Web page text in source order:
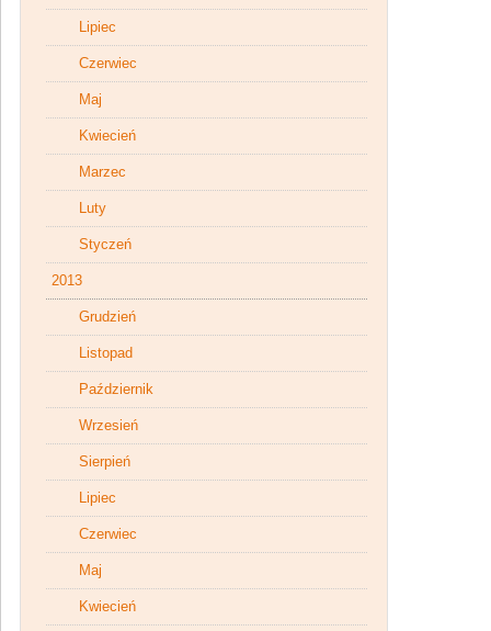
Lipiec
Czerwiec
Maj
Kwiecień
Marzec
Luty
Styczeń
2013
Grudzień
Listopad
Październik
Wrzesień
Sierpień
Lipiec
Czerwiec
Maj
Kwiecień